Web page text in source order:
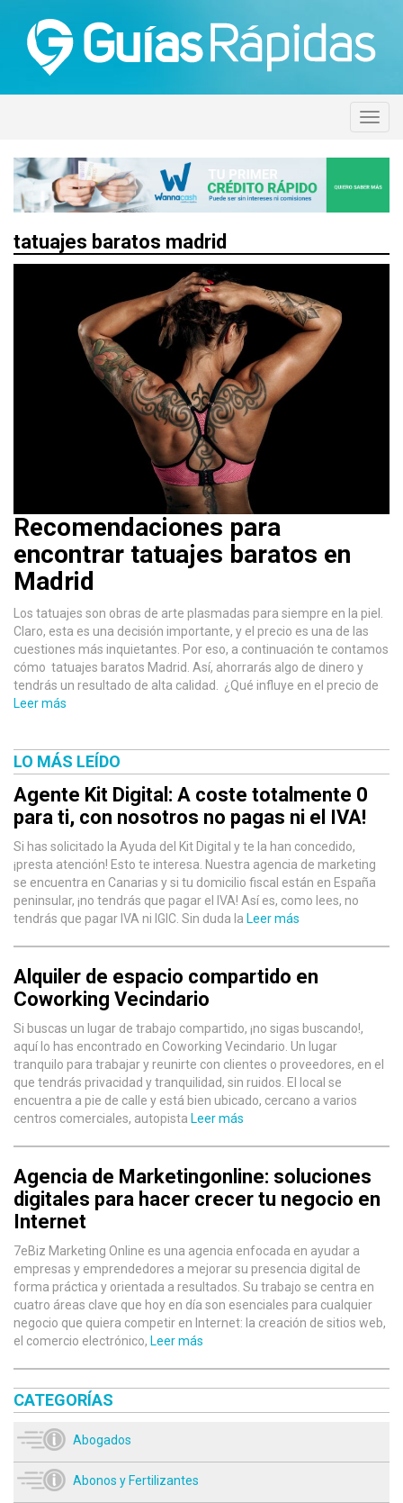
tatuajes baratos madrid
Recomendaciones para
encontrar tatuajes baratos en
Madrid
Los tatuajes son obras de arte plasmadas para siempre en la piel.
Claro, esta es una decisión importante, y el precio es una de las
cuestiones más inquietantes. Por eso, a continuación te contamos
cómo tatuajes baratos Madrid. Así, ahorrarás algo de dinero y
tendrás un resultado de alta calidad. ¿Qué influye en el precio de
Leer más
LO MÁS LEÍDO
Agente Kit Digital: A coste totalmente 0
para ti, con nosotros no pagas ni el IVA!
Si has solicitado la Ayuda del Kit Digital y te la han concedido,
¡presta atención! Esto te interesa. Nuestra agencia de marketing
se encuentra en Canarias y si tu domicilio fiscal están en España
peninsular, ¡no tendrás que pagar el IVA! Así es, como lees, no
tendrás que pagar IVA ni IGIC. Sin duda la Leer más
Alquiler de espacio compartido en
Coworking Vecindario
Si buscas un lugar de trabajo compartido, ¡no sigas buscando!,
aquí lo has encontrado en Coworking Vecindario. Un lugar
tranquilo para trabajar y reunirte con clientes o proveedores, en el
que tendrás privacidad y tranquilidad, sin ruidos. El local se
encuentra a pie de calle y está bien ubicado, cercano a varios
centros comerciales, autopista Leer más
Agencia de Marketingonline: soluciones
digitales para hacer crecer tu negocio en
Internet
7eBiz Marketing Online es una agencia enfocada en ayudar a
empresas y emprendedores a mejorar su presencia digital de
forma práctica y orientada a resultados. Su trabajo se centra en
cuatro áreas clave que hoy en día son esenciales para cualquier
negocio que quiera competir en Internet: la creación de sitios web,
el comercio electrónico, Leer más
CATEGORÍAS
Abogados
Abonos y Fertilizantes